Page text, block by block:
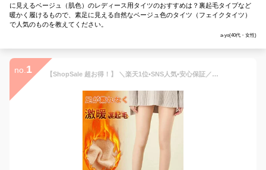
に見えるベージュ（肌色）のレディース用タイツのおすすめは？裏起毛タイプなど
暖かく履けるもので、素足に見える自然なベージュ色のタイツ（フェイクタイツ）
で人気のものを教えてください。
a-yo(40代・女性)
no. 1 【ShopSale 超お得！】 ＼楽天1位•SNS人気•安心保証／フェイクタイツ タイツ トレンカ レディース 裏起毛 着圧 ストッキング風 タイツ 1200デニール タイツベージュ フェイクストッキング 温かい 激暖 極暖 防寒 ベージュ 裏起毛